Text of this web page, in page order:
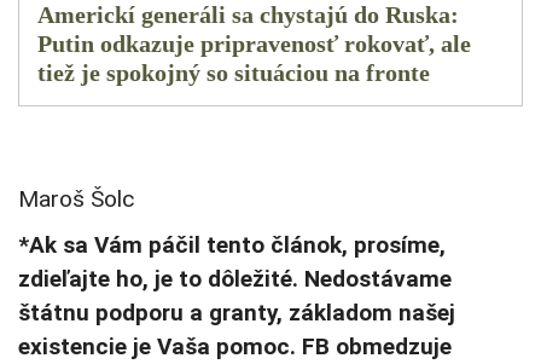
Americkí generáli sa chystajú do Ruska:
Putin odkazuje pripravenosť rokovať, ale
tiež je spokojný so situáciou na fronte
Maroš Šolc
*Ak sa Vám páčil tento článok, prosíme,
zdieľajte ho, je to dôležité. Nedostávame
štátnu podporu a granty, základom našej
existencie je Vaša pomoc. FB obmedzuje